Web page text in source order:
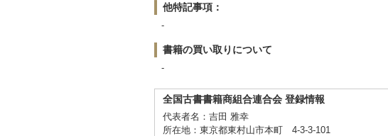
他特記事項：
-
書籍の買い取りについて
-
全国古書書籍商組合連合会 登録情報
代表者名：吉田 雅幸
所在地：東京都東村山市本町 4-3-3-101